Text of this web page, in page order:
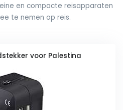
en compacte reisapparaten
te nemen op reis.
voor Palestina